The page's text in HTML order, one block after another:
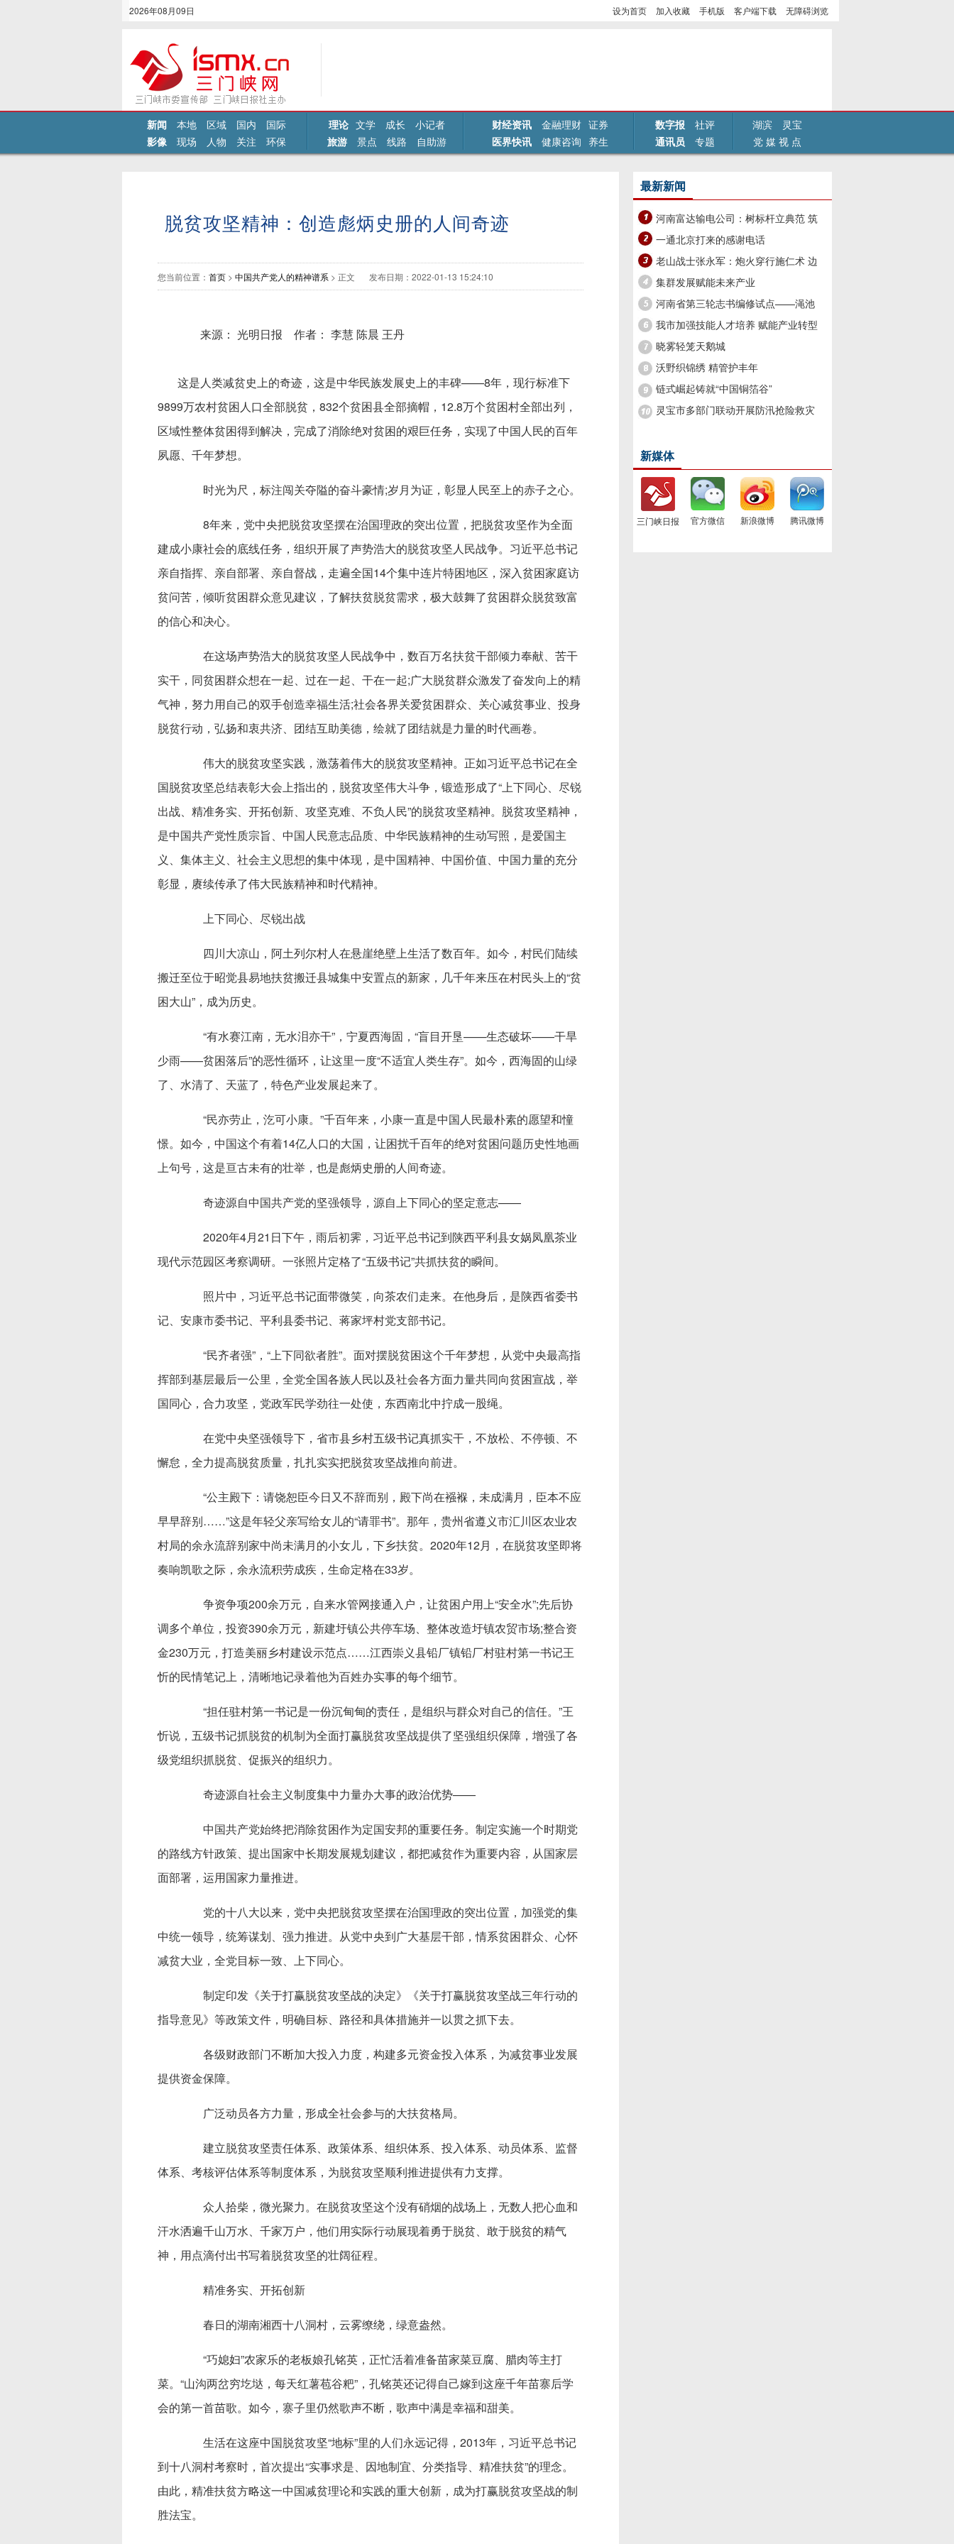
2026年08月09日 设为首页 加入收藏 手机版 客户端下载 无障碍浏览
新闻 本地 区域 国内
国际
影像
现场 人物 关注 环保
理论 文学 成长
小记者
旅游
景点 线路 自助游
财经资讯 金融理财 证券
医界快讯
健康咨询 养生
数字报
社评
通讯员
专题
湖滨
灵宝
党 媒 视 点
脱贫攻坚精神：创造彪炳史册的人间奇迹
您当前位置： 首页 > 中国共产党人的精神谱系 > 正文 发布日期：2022-01-13 15:24:10
来源： 光明日报 作者： 李慧 陈晨 王丹
这是人类减贫史上的奇迹，这是中华民族发展史上的丰碑——8年，现行标准下
9899万农村贫困人口全部脱贫，832个贫困县全部摘帽，12.8万个贫困村全部出列，
区域性整体贫困得到解决，完成了消除绝对贫困的艰巨任务，实现了中国人民的百年
夙愿、千年梦想。
时光为尺，标注闯关夺隘的奋斗豪情;岁月为证，彰显人民至上的赤子之心。
8年来，党中央把脱贫攻坚摆在治国理政的突出位置，把脱贫攻坚作为全面
建成小康社会的底线任务，组织开展了声势浩大的脱贫攻坚人民战争。习近平总书记
亲自指挥、亲自部署、亲自督战，走遍全国14个集中连片特困地区，深入贫困家庭访
贫问苦，倾听贫困群众意见建议，了解扶贫脱贫需求，极大鼓舞了贫困群众脱贫致富
的信心和决心。
在这场声势浩大的脱贫攻坚人民战争中，数百万名扶贫干部倾力奉献、苦干
实干，同贫困群众想在一起、过在一起、干在一起;广大脱贫群众激发了奋发向上的精
气神，努力用自己的双手创造幸福生活;社会各界关爱贫困群众、关心减贫事业、投身
脱贫行动，弘扬和衷共济、团结互助美德，绘就了团结就是力量的时代画卷。
伟大的脱贫攻坚实践，激荡着伟大的脱贫攻坚精神。正如习近平总书记在全
国脱贫攻坚总结表彰大会上指出的，脱贫攻坚伟大斗争，锻造形成了“上下同心、尽锐
出战、精准务实、开拓创新、攻坚克难、不负人民”的脱贫攻坚精神。脱贫攻坚精神，
是中国共产党性质宗旨、中国人民意志品质、中华民族精神的生动写照，是爱国主
义、集体主义、社会主义思想的集中体现，是中国精神、中国价值、中国力量的充分
彰显，赓续传承了伟大民族精神和时代精神。
上下同心、尽锐出战
四川大凉山，阿土列尔村人在悬崖绝壁上生活了数百年。如今，村民们陆续
搬迁至位于昭觉县易地扶贫搬迁县城集中安置点的新家，几千年来压在村民头上的“贫
困大山”，成为历史。
“有水赛江南，无水泪亦干”，宁夏西海固，“盲目开垦——生态破坏——干旱
少雨——贫困落后”的恶性循环，让这里一度“不适宜人类生存”。如今，西海固的山绿
了、水清了、天蓝了，特色产业发展起来了。
“民亦劳止，汔可小康。”千百年来，小康一直是中国人民最朴素的愿望和憧
憬。如今，中国这个有着14亿人口的大国，让困扰千百年的绝对贫困问题历史性地画
上句号，这是亘古未有的壮举，也是彪炳史册的人间奇迹。
奇迹源自中国共产党的坚强领导，源自上下同心的坚定意志——
2020年4月21日下午，雨后初霁，习近平总书记到陕西平利县女娲凤凰茶业
现代示范园区考察调研。一张照片定格了“五级书记”共抓扶贫的瞬间。
照片中，习近平总书记面带微笑，向茶农们走来。在他身后，是陕西省委书
记、安康市委书记、平利县委书记、蒋家坪村党支部书记。
“民齐者强”，“上下同欲者胜”。面对摆脱贫困这个千年梦想，从党中央最高指
挥部到基层最后一公里，全党全国各族人民以及社会各方面力量共同向贫困宣战，举
国同心，合力攻坚，党政军民学劲往一处使，东西南北中拧成一股绳。
在党中央坚强领导下，省市县乡村五级书记真抓实干，不放松、不停顿、不
懈怠，全力提高脱贫质量，扎扎实实把脱贫攻坚战推向前进。
“公主殿下：请饶恕臣今日又不辞而别，殿下尚在襁褓，未成满月，臣本不应
早早辞别……”这是年轻父亲写给女儿的“请罪书”。那年，贵州省遵义市汇川区农业农
村局的余永流辞别家中尚未满月的小女儿，下乡扶贫。2020年12月，在脱贫攻坚即将
奏响凯歌之际，余永流积劳成疾，生命定格在33岁。
争资争项200余万元，自来水管网接通入户，让贫困户用上“安全水”;先后协
调多个单位，投资390余万元，新建圩镇公共停车场、整体改造圩镇农贸市场;整合资
金230万元，打造美丽乡村建设示范点……江西崇义县铅厂镇铅厂村驻村第一书记王
忻的民情笔记上，清晰地记录着他为百姓办实事的每个细节。
“担任驻村第一书记是一份沉甸甸的责任，是组织与群众对自己的信任。”王
忻说，五级书记抓脱贫的机制为全面打赢脱贫攻坚战提供了坚强组织保障，增强了各
级党组织抓脱贫、促振兴的组织力。
奇迹源自社会主义制度集中力量办大事的政治优势——
中国共产党始终把消除贫困作为定国安邦的重要任务。制定实施一个时期党
的路线方针政策、提出国家中长期发展规划建议，都把减贫作为重要内容，从国家层
面部署，运用国家力量推进。
党的十八大以来，党中央把脱贫攻坚摆在治国理政的突出位置，加强党的集
中统一领导，统筹谋划、强力推进。从党中央到广大基层干部，情系贫困群众、心怀
减贫大业，全党目标一致、上下同心。
制定印发《关于打赢脱贫攻坚战的决定》《关于打赢脱贫攻坚战三年行动的
指导意见》等政策文件，明确目标、路径和具体措施并一以贯之抓下去。
各级财政部门不断加大投入力度，构建多元资金投入体系，为减贫事业发展
提供资金保障。
广泛动员各方力量，形成全社会参与的大扶贫格局。
建立脱贫攻坚责任体系、政策体系、组织体系、投入体系、动员体系、监督
体系、考核评估体系等制度体系，为脱贫攻坚顺利推进提供有力支撑。
众人拾柴，微光聚力。在脱贫攻坚这个没有硝烟的战场上，无数人把心血和
汗水洒遍千山万水、千家万户，他们用实际行动展现着勇于脱贫、敢于脱贫的精气
神，用点滴付出书写着脱贫攻坚的壮阔征程。
精准务实、开拓创新
春日的湖南湘西十八洞村，云雾缭绕，绿意盎然。
“巧媳妇”农家乐的老板娘孔铭英，正忙活着准备苗家菜豆腐、腊肉等主打
菜。“山沟两岔穷圪垯，每天红薯苞谷粑”，孔铭英还记得自己嫁到这座千年苗寨后学
会的第一首苗歌。如今，寨子里仍然歌声不断，歌声中满是幸福和甜美。
生活在这座中国脱贫攻坚“地标”里的人们永远记得，2013年，习近平总书记
到十八洞村考察时，首次提出“实事求是、因地制宜、分类指导、精准扶贫”的理念。
由此，精准扶贫方略这一中国减贫理论和实践的重大创新，成为打赢脱贫攻坚战的制
胜法宝。
最新新闻
河南富达输电公司：树标杆立典范 筑
牢安全生产防线
一通北京打来的感谢电话
老山战士张永军：炮火穿行施仁术 边
关坚守铸军魂
集群发展赋能未来产业
河南省第三轮志书编修试点——渑池
县志编修工作启动
我市加强技能人才培养 赋能产业转型
升级
晓雾轻笼天鹅城
沃野织锦绣 精管护丰年
链式崛起铸就“中国铜箔谷”
灵宝市多部门联动开展防汛抢险救灾
新媒体
三门峡日报 官方微信 新浪微博 腾讯微博